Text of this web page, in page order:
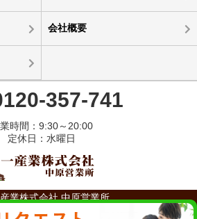
会社概要
357-741
時間：9:30～20:00
定休日：水曜日
業株式会社 中原営業所